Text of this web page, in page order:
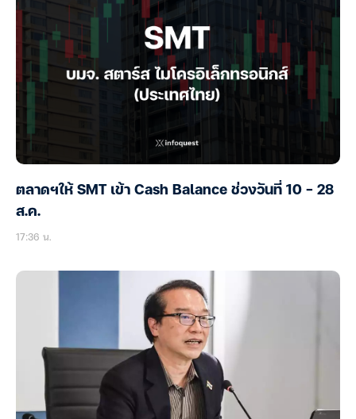
ตลาดฯให้ SMT เข้า Cash Balance ช่วงวันที่ 10 – 28
ส.ค.
17:36 น.